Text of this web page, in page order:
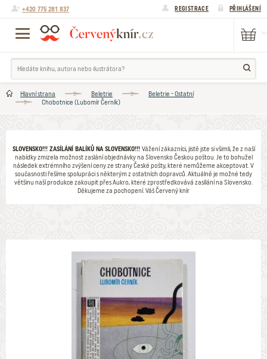
+420 775 281 837 REGISTRACE PŘIHLÁŠENÍ
Hlavní strana Beletrie
Beletrie - Ostatní
Chobotnice (Lubomír Černík)
SLOVENSKO!!! ZASÍLÁNÍ BALÍKŮ NA SLOVENSKO!!! Vážení zákazníci, jistě jste si všimli, že z naší
nabídky zmizela možnost zaslání objednávky na Slovensko Českou poštou. Je to bohužel
následek extrémního zvýšení ceny ze strany České pošty, které nemůžeme akceptovat. V
současnosti řešíme spolupráci s některým z ostatních dopravců. Aktuálně je možné tedy
většinu naší produkce zakoupit přes Aukro, které zprostředkovává zasílání na Slovensko.
Děkujeme za pochopení. Váš Červený knír